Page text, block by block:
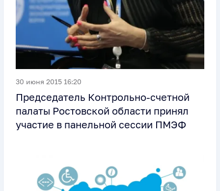
30 июня 2015 16:20
Председатель Контрольно-счетной
палаты Ростовской области принял
участие в панельной сессии ПМЭФ